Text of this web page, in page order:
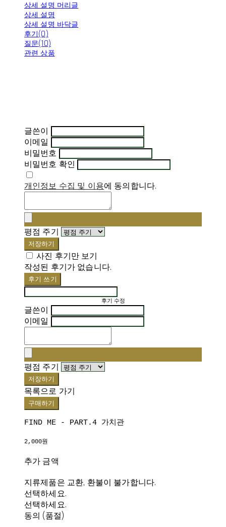
상세 설명 머리글
상세 설명
상세 설명 바닥글
후기(0)
질문(10)
관련 상품
글쓴이
이메일
비밀번호
비밀번호 확인
개인정보 수집 및 이용에 동의합니다.
평점 주기
저장하기
사진 후기만 보기
작성된 후기가 없습니다.
후기 쓰기
후기 수정
글쓴이
이메일
평점 주기
저장하기
목록으로 가기
구매하기
FIND ME - PART.4 가치관
2,000원
추가 금액
지류제품은 교환, 환불이 불가합니다.
선택하세요.
선택하세요.
동의 (품절)